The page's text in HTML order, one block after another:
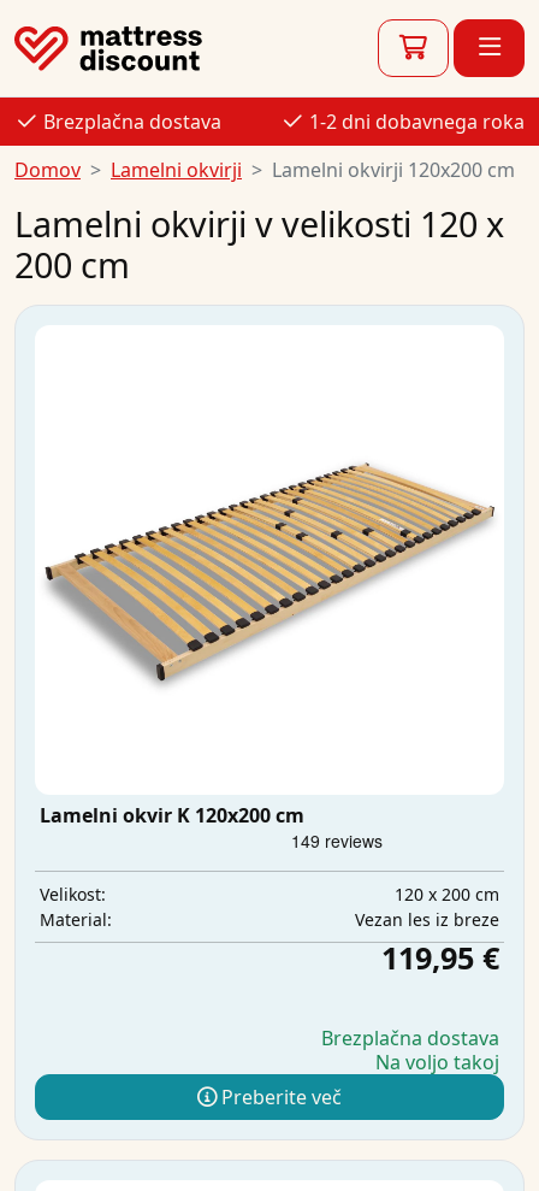
Brezplačna dostava
1-2 dni dobavnega roka
Domov
Lamelni okvirji Lamelni okvirji 120x200 cm
Lamelni okvirji v velikosti 120 x
200 cm
Lamelni okvir K 120x200 cm
Velikost:
120 x 200 cm
Material:
Vezan les iz breze
119,95 €
Brezplačna dostava
Na voljo takoj
Preberite več